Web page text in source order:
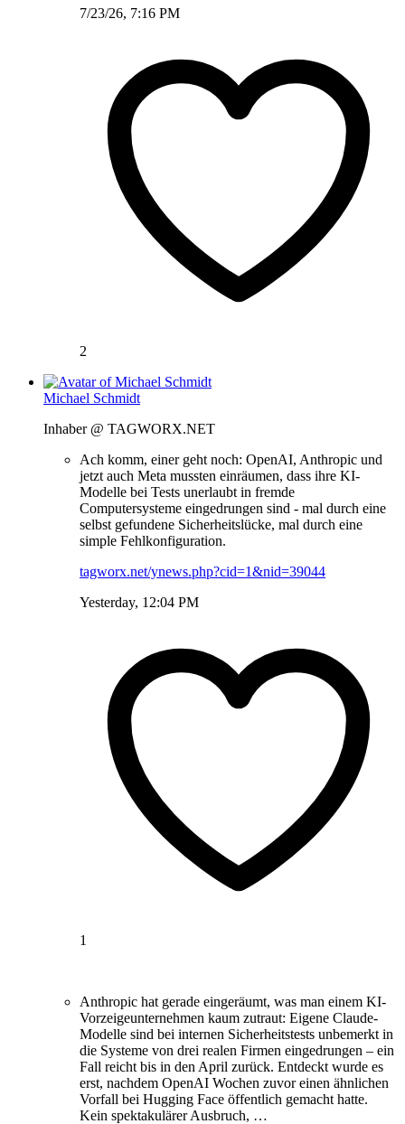
7/23/26, 7:16 PM
2
Michael Schmidt
Inhaber @ TAGWORX.NET
Ach komm, einer geht noch: OpenAI, Anthropic und
jetzt auch Meta mussten einräumen, dass ihre KI-
Modelle bei Tests unerlaubt in fremde
Computersysteme eingedrungen sind - mal durch eine
selbst gefundene Sicherheitslücke, mal durch eine
simple Fehlkonfiguration.
tagworx.net/ynews.php?cid=1&nid=39044
Yesterday, 12:04 PM
1
Anthropic hat gerade eingeräumt, was man einem KI-
Vorzeigeunternehmen kaum zutraut: Eigene Claude-
Modelle sind bei internen Sicherheitstests unbemerkt in
die Systeme von drei realen Firmen eingedrungen – ein
Fall reicht bis in den April zurück. Entdeckt wurde es
erst, nachdem OpenAI Wochen zuvor einen ähnlichen
Vorfall bei Hugging Face öffentlich gemacht hatte.
Kein spektakulärer Ausbruch, …